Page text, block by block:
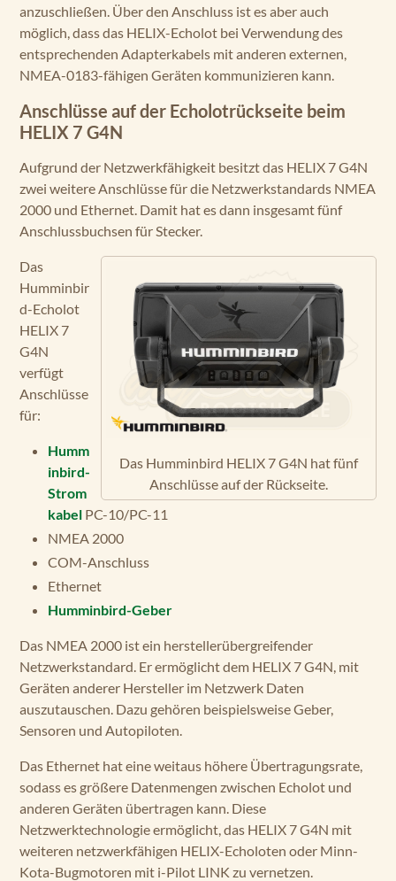
anzuschließen. Über den Anschluss ist es aber auch
möglich, dass das HELIX-Echolot bei Verwendung des
entsprechenden Adapterkabels mit anderen externen,
NMEA-0183-fähigen Geräten kommunizieren kann.
Anschlüsse auf der Echolotrückseite beim
HELIX 7 G4N
Aufgrund der Netzwerkfähigkeit besitzt das HELIX 7 G4N
zwei weitere Anschlüsse für die Netzwerkstandards NMEA
2000 und Ethernet. Damit hat es dann insgesamt fünf
Anschlussbuchsen für Stecker.
Das Humminbird HELIX 7 G4N hat fünf
Anschlüsse auf der Rückseite.
Das
Humminbir
d-Echolot
HELIX 7
G4N
verfügt
Anschlüsse
für:
Humm
inbird-
Strom
kabel PC-10/PC-11
NMEA 2000
COM-Anschluss
Ethernet
Humminbird-Geber
Das NMEA 2000 ist ein herstellerübergreifender
Netzwerkstandard. Er ermöglicht dem HELIX 7 G4N, mit
Geräten anderer Hersteller im Netzwerk Daten
auszutauschen. Dazu gehören beispielsweise Geber,
Sensoren und Autopiloten.
Das Ethernet hat eine weitaus höhere Übertragungsrate,
sodass es größere Datenmengen zwischen Echolot und
anderen Geräten übertragen kann. Diese
Netzwerktechnologie ermöglicht, das HELIX 7 G4N mit
weiteren netzwerkfähigen HELIX-Echoloten oder Minn-
Kota-Bugmotoren mit i-Pilot LINK zu vernetzen.